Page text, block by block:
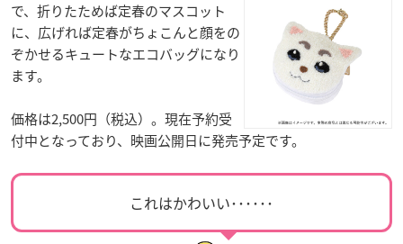
で、折りたためば定春のマスコット
に、広げれば定春がちょこんと顔をの
ぞかせるキュートなエコバッグになり
ます。
価格は2,500円（税込）。現在予約受
付中となっており、映画公開日に発売予定です。
これはかわいい･･････